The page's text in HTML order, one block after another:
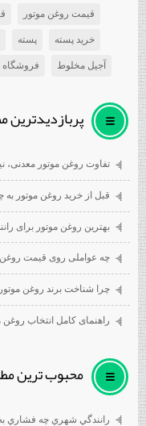
قیمت روغن موتور
خرید پسته پسته
آجیل مخلوط فروشگاه
پربازديدترين
تفاوت روغن موتور معدنی،
قبل از خرید روغن موتور به چه
بهترین روغن موتور برای
چه عواملی روی قیمت روغن
چرا شناخت برند روغن موتور
راهنمای کامل انتخاب روغن
محبوب ترين
رانندگي شهري چه فشاري به